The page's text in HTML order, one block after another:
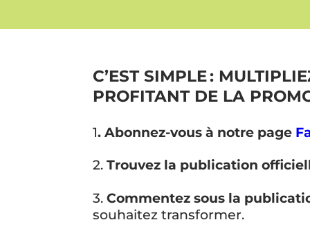
C’EST SIMPLE :
PROFITANT DE LA
1. Abonnez-vous à notre page
2. Trouvez la publication
3.Commentez sous la
souhaitez transformer.